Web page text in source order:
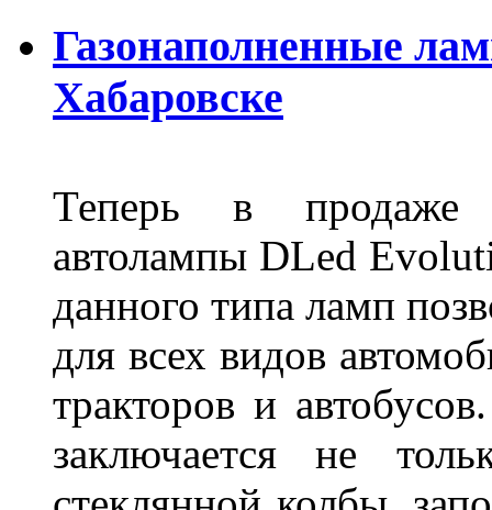
Газонаполненные
Хабаровске
Теперь в продаже
автолампы DLed
данного типа ламп
для всех видов
тракторов и
заключается не